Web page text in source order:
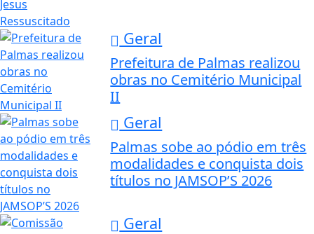
Geral
Prefeitura de Palmas realizou
obras no Cemitério Municipal
II
Geral
Palmas sobe ao pódio em três
modalidades e conquista dois
títulos no JAMSOP’S 2026
Geral